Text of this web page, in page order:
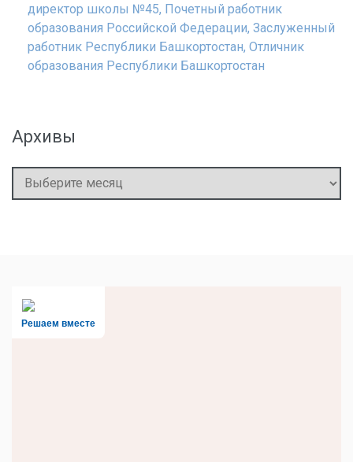
директор школы №45, Почетный работник
образования Российской Федерации, Заслуженный
работник Республики Башкортостан, Отличник
образования Республики Башкортостан
Архивы
Архивы
Решаем вместе